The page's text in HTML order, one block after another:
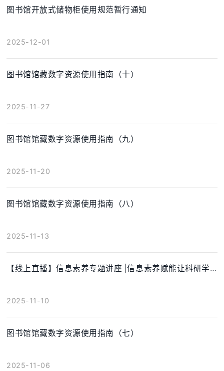
图书馆开放式储物柜使用规范暂行通知
2025-12-01
图书馆馆藏数字资源使用指南（十）
2025-11-27
图书馆馆藏数字资源使用指南（九）
2025-11-20
图书馆馆藏数字资源使用指南（八）
2025-11-13
【线上直播】信息素养专题讲座 |信息素养赋能让科研学习更高效
2025-11-10
图书馆馆藏数字资源使用指南（七）
2025-11-06